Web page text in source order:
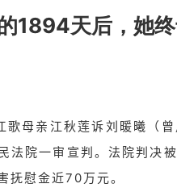
1894天后，她终
歌母亲江秋莲诉刘暖曦（
法院一审宣判。法院判决
抚慰金近70万元。